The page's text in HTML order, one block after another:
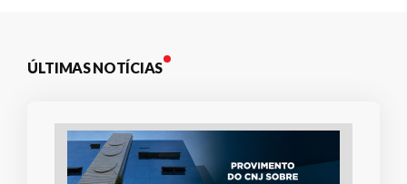
ÚLTIMAS NOTÍCIAS